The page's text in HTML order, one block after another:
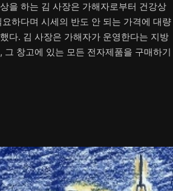
을 하는 김 사장은 가해자로부터 건강상
하다며 시세의 반도 안 되는 가격에 대량
다. 김 사장은 가해자가 운영한다는 지방
그 창고에 있는 모든 전자제품을 구매하기